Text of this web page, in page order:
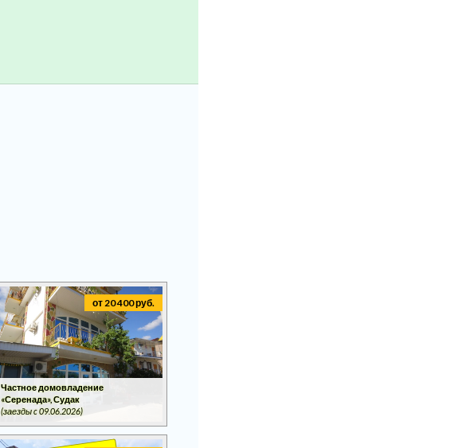
от 20 400 руб.
Частное домовладение
«Серенада», Судак
(заезды c 09.06.2026)